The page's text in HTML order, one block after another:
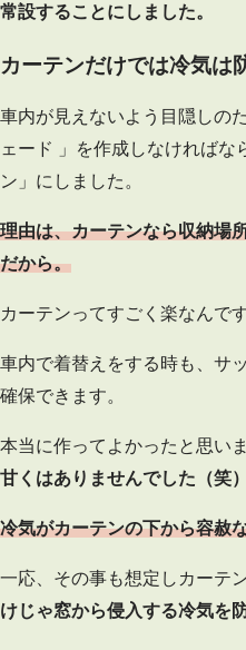
常設することにしました。
カーテンだけでは冷気は
車内が見えないよう目隠しの
ェード 」を作成しなければな
ン」にしました。
理由は、カーテンなら収納場
だから。
カーテンってすごく楽なんです
車内で着替えをする時も、サ
確保できます。
本当に作ってよかったと思い
甘くはありませんでした（笑）
冷気がカーテンの下から容赦
一応、その事も想定しカーテ
けじゃ窓から侵入する冷気を